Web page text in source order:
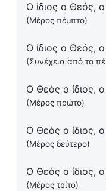
Ο ίδιος ο Θεός,
(Μέρος πέμπτο)
Ο ίδιος ο Θεός,
(Συνέχεια από το
Ο Θεός ο ίδιος,
(Μέρος πρώτο)
Ο Θεός ο ίδιος,
(Μέρος δεύτερο)
Ο Θεός ο ίδιος,
(Μέρος τρίτο)